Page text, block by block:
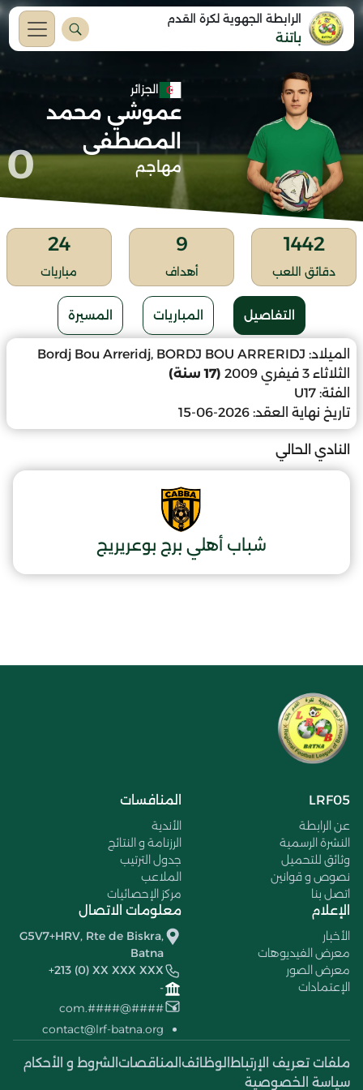
الرابطة الجهوية لكرة القدم
باتنة
الجزائر
عموشي محمد
المصطفى
مهاجم 0
1442
دقائق اللعب
9
أهداف
24
مباريات
التفاصيل المباريات المسيرة
الميلاد: Bordj Bou Arreridj, BORDJ BOU ARRERIDJ
الثلاثاء 3 فيفري 2009
(17 سنة)
الفئة: U17
تاريخ نهاية العقد: 2026-06-15
النادي الحالي
شباب أهلي برج بوعريريج
LRF05
عن الرابطة
النشرة الرسمية
وثائق للتحميل
نصوص و قوانين
اتصل بنا
المنافسات
الأندية
الرزنامة و النتائج
جدول الترتيب
الملاعب
مركز الإحصائيات
الإعلام
الأخبار
معرض الفيديوهات
معرض الصور
الإعتمادات
معلومات الاتصال
G5V7+HRV, Rte de Biskra,
Batna
+213 (0) XX XXX XXX
-
####@####.com
contact@lrf-batna.org
ملفات تعريف الإرتباط الوظائف المناقصات الشروط و الأحكام
سياسة الخصوصية